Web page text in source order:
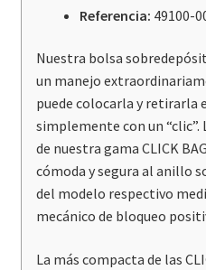
Referencia: 49100-
Nuestra bolsa
un manejo
puede colocarla y retirarla
simplemente con un
de nuestra gama CLICK
cómoda y segura al anillo
del modelo respectivo
mecánico de bloqueo
La más compacta de las